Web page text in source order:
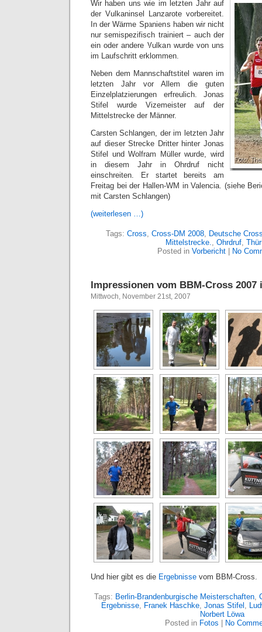
Wir haben uns wie im letzten Jahr auf
der Vulkaninsel Lanzarote vorbereitet.
In der Wärme Spaniens haben wir nicht
nur semispezifisch trainiert – auch der
ein oder andere Vulkan wurde von uns
im Laufschritt erklommen.
Neben dem Mannschaftstitel waren im
letzten Jahr vor Allem die guten
Einzelplatzierungen erfreulich. Jonas
Stifel wurde Vizemeister auf der
Mittelstrecke der Männer.
Carsten Schlangen, der im letzten Jahr
auf dieser Strecke Dritter hinter Jonas
Stifel und Wolfram Müller wurde, wird
in diesem Jahr in Ohrdruf nicht
einschreiten. Er startet bereits am
Freitag bei der Hallen-WM in Valencia. (siehe
mit Carsten Schlangen)
(weiterlesen …)
Tags: Cross, Cross-DM 2008, Deutsche
Mittelstrecke., Ohrdruf,
Posted in Vorbericht No
Impressionen vom BBM-Cross
Mittwoch, November 21st, 2007
Und hier gibt es die Ergebnisse vom BBM-Cross.
Tags: Berlin-Brandenburgische Meisterschaften,
Ergebnisse, Franek Haschke, Jonas Stifel ,
Norbert Löwa
Posted in Fotos No